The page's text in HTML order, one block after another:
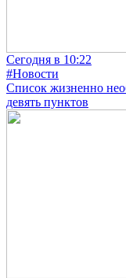
Сегодня в 10:22
#Новости
Список жизненно
девять пунктов